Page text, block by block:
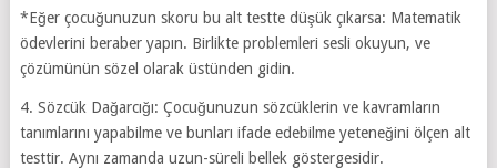
*Eğer çocuğunuzun skoru bu alt testte düşük çıkarsa: Matematik
ödevlerini beraber yapın. Birlikte problemleri sesli okuyun, ve
çözümünün sözel olarak üstünden gidin.
4. Sözcük Dağarcığı: Çocuğunuzun sözcüklerin ve kavramların
tanımlarını yapabilme ve bunları ifade edebilme yeteneğini ölçen alt
testtir. Aynı zamanda uzun-süreli bellek göstergesidir.